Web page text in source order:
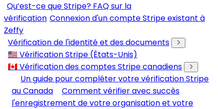
Qu’est-ce que Stripe? FAQ sur la
vérification Connexion d'un compte Stripe existant à
Zeffy
Vérification de l'identité et des documents
🇺🇸 Vérification Stripe (États-Unis)
🇨🇦 Vérification des comptes Stripe canadiens
Un guide pour compléter votre vérification Stripe
au Canada
Comment vérifier avec succès
l'enregistrement de votre organisation et votre